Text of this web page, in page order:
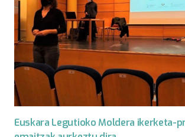
Euskara Legutioko Moldera ikerketa-